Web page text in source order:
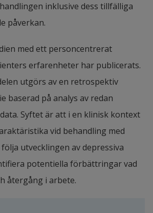
inklusive dess tillfälliga
påverkan.
med ett personcentrerat
erfarenheter har publicerats.
utgörs av en retrospektiv
baserad på analys av redan
Syftet är att i en klinisk kontext
vid behandling med
utvecklingen av depressiva
potentiella förbättringar vad
återgång i arbete.